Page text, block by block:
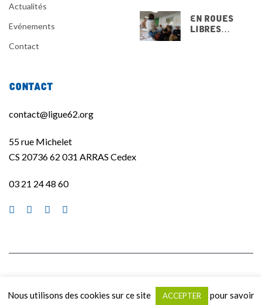
Actualités
Evénements
Contact
En Roues
Libres…
Contact
contact@ligue62.org
55 rue Michelet
CS 20736 62 031 ARRAS Cedex
03 21 24 48 60
Mentions légales|Politique de confidentialité
Nous utilisons des cookies sur ce site ACCEPTER pour savoir